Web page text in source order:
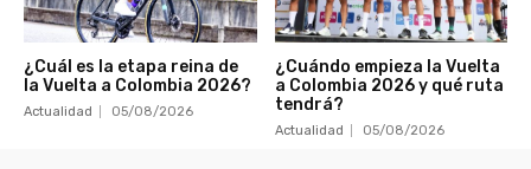
¿Cuál es la etapa reina de
la Vuelta a Colombia 2026?
Actualidad 05/08/2026
¿Cuándo empieza la Vuelta
a Colombia 2026 y qué ruta
tendrá?
Actualidad 05/08/2026